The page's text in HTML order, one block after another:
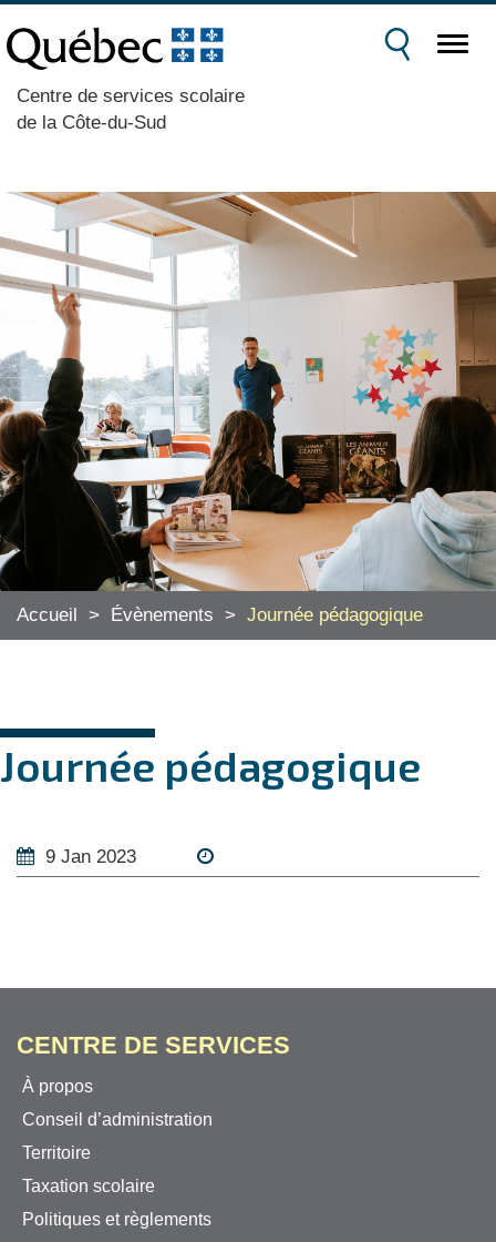
Centre de services scolaire
de la Côte-du-Sud
Accueil > Évènements > Journée pédagogique
Journée pédagogique
9 Jan 2023
CENTRE DE SERVICES
À propos
Conseil d’administration
Territoire
Taxation scolaire
Politiques et règlements